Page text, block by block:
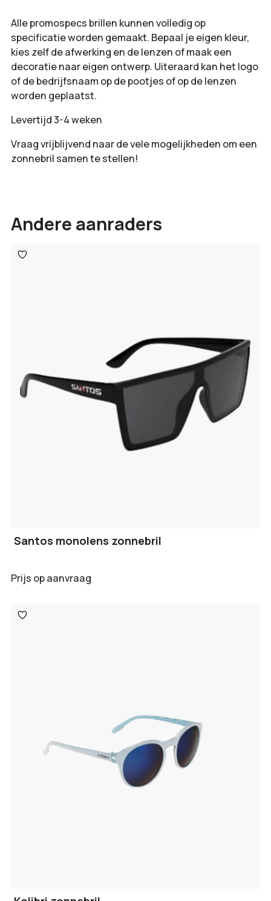
Alle promospecs brillen kunnen volledig op
specificatie worden gemaakt. Bepaal je eigen kleur,
kies zelf de afwerking en de lenzen of maak een
decoratie naar eigen ontwerp. Uiteraard kan het logo
of de bedrijfsnaam op de pootjes of op de lenzen
worden geplaatst.
Levertijd 3-4 weken
Vraag vrijblijvend naar de vele mogelijkheden om een
zonnebril samen te stellen!
Andere aanraders
Toevoegen
aan
Santos monolens zonnebril
Prijs op aanvraag
Toevoegen
aan